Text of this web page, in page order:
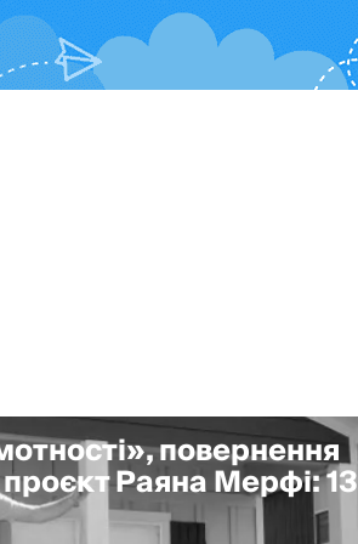
повернення
Раяна Мерфі: 13